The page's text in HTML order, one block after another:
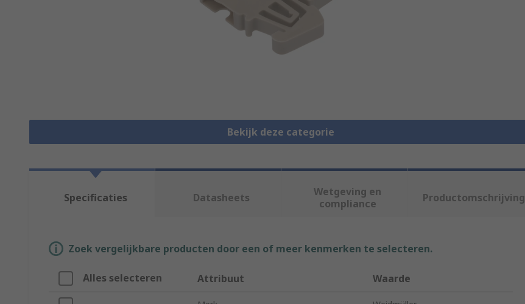
Bekijk deze categorie
Specificaties
Datasheets
Wetgeving en
compliance
Productomschrijving
Zoek vergelijkbare producten door een of meer kenmerken te selecteren.
Alles selecteren Attribuut Waarde